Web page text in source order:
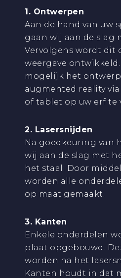
1. Ontwerpen
Aan de hand van uw
gaan wij aan de slag
Vervolgens wordt dit
weergave ontwikkeld.
mogelijk het
augmented reality
of tablet op uw erf te
2. Lasersnijden
Na goedkeuring van
wij aan de slag met
het staal. Door
worden alle
op maat gemaakt.
3. Kanten
Enkele onderdelen
plaat opgebouwd.
worden na het
Kanten houdt in dat